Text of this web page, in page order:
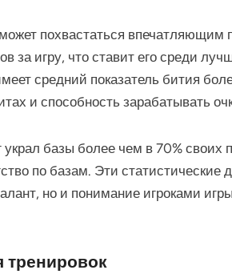
похвастаться впечатляющим
за игру, что ставит его среди
средний показатель бития
и способность зарабатывать
украл базы более чем в 70%
по базам. Эти статистические
но и понимание игроками
тренировок